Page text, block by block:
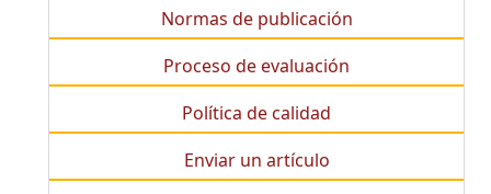
Normas de publicación
Proceso de evaluación
Política de calidad
Enviar un artículo